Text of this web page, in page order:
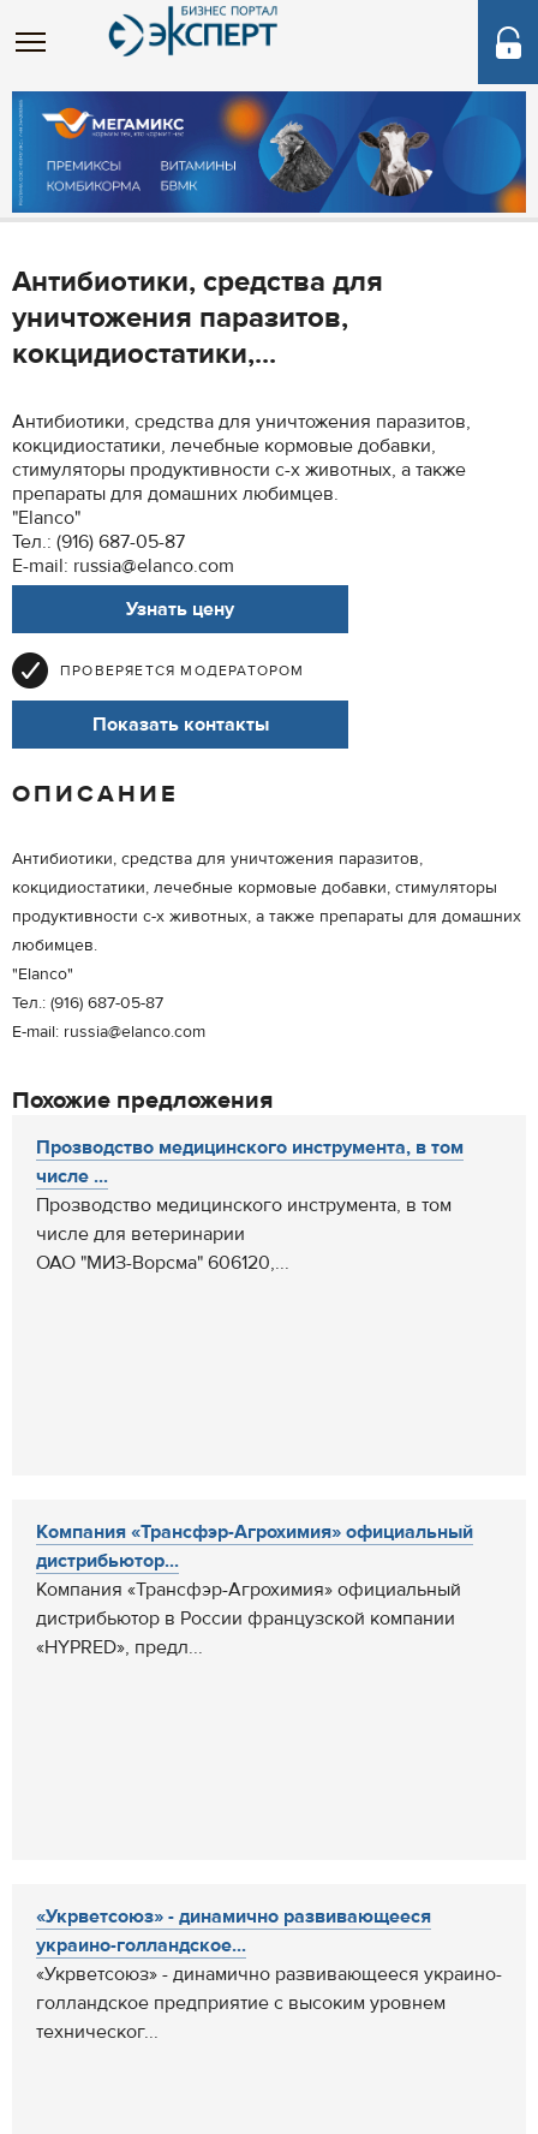
Антибиотики, средства для
уничтожения паразитов,
кокцидиостатики,...
Антибиотики, средства для уничтожения паразитов,
кокцидиостатики, лечебные кормовые добавки,
стимуляторы продуктивности с-х животных, а также
препараты для домашних любимцев.
"Elanco"
Тел.: (916) 687-05-87
E-mail: russia@elanco.com
Узнать цену
ПРОВЕРЯЕТСЯ МОДЕРАТОРОМ
Показать контакты
ОПИСАНИЕ
Антибиотики, средства для уничтожения паразитов,
кокцидиостатики, лечебные кормовые добавки, стимуляторы
продуктивности с-х животных, а также препараты для домашних
любимцев.
"Elanco"
Тел.: (916) 687-05-87
E-mail: russia@elanco.com
Похожие предложения
Прозводство медицинского инструмента, в том
числе ...
Прозводство медицинского инструмента, в том
числе для ветеринарии
ОАО "МИЗ-Ворсма" 606120,...
Компания «Трансфэр-Агрохимия» официальный
дистрибьютор...
Компания «Трансфэр-Агрохимия» официальный
дистрибьютор в России французской компании
«HYPRED», предл...
«Укрветсоюз» - динамично развивающееся
украино-голландское...
«Укрветсоюз» - динамично развивающееся украино-
голландское предприятие с высоким уровнем
техническог...